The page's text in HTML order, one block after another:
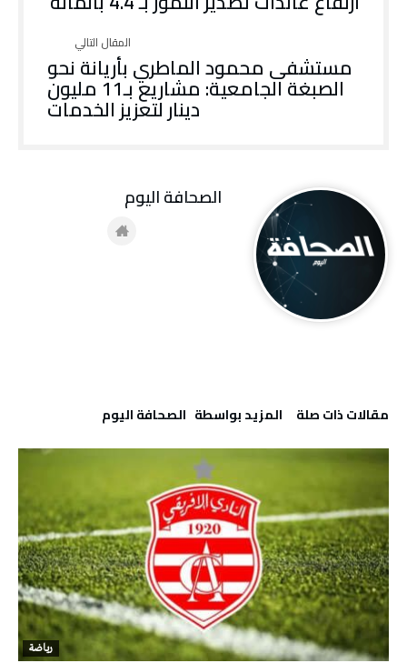
مستشفى محمود الماطري بأريانة نحو
الصبغة الجامعية: مشاريع بـ11 مليون
دينار لتعزيز الخدمات
‫مقالات ذات صلة‬ ‫‫المزيد بواسطة‬ ‬ ‭ ‬الصحافة‭ ‬اليوم
رياضة